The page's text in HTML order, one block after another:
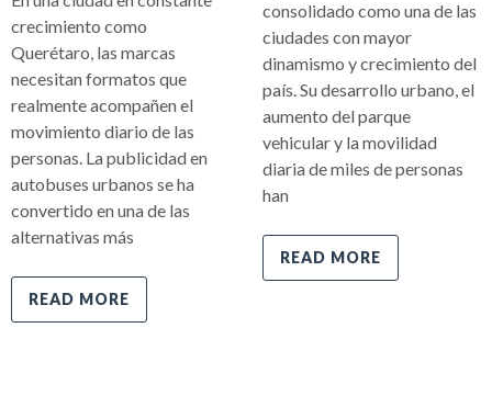
crecimiento como
Querétaro, las marcas
necesitan formatos que
realmente acompañen el
movimiento diario de las
personas. La publicidad en
autobuses urbanos se ha
convertido en una de las
alternativas más
READ MORE
consolidado como una de las
ciudades con mayor
dinamismo y crecimiento del
país. Su desarrollo urbano, el
aumento del parque
vehicular y la movilidad
diaria de miles de personas
han
READ MORE